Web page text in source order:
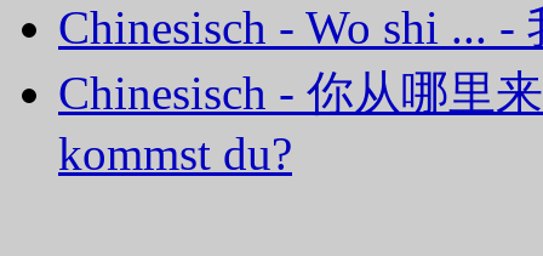
Chinesisch - Wo shi ...
Chinesisch - 你从哪里
kommst du?